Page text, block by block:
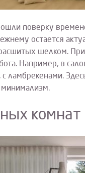
поверку
остается
шелком.
Например, в
ламбрекенами.
минимализм.
комнат